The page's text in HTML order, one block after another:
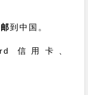
到中国。
信用卡、